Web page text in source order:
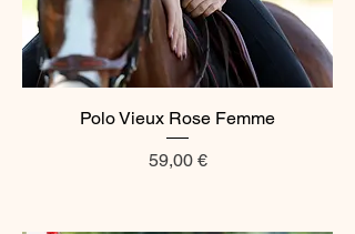
Polo Vieux Rose Femme
Prix
59,00 €